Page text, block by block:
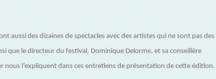
aussi des dizaines de spectacles avec des artistes qui ne sont pas des
que le directeur du festival, Dominique Delorme, et sa conseillère
nous l’expliquent dans ces entretiens de présentation de cette édition.